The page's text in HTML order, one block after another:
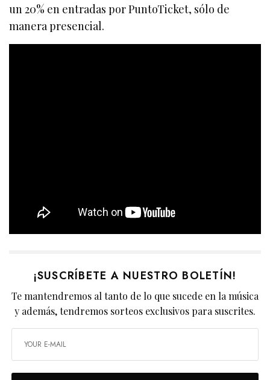
un 20% en entradas por PuntoTicket, sólo de
manera presencial.
¡SUSCRÍBETE A NUESTRO BOLETÍN!
Te mantendremos al tanto de lo que sucede en la música
y además, tendremos sorteos exclusivos para suscrites.